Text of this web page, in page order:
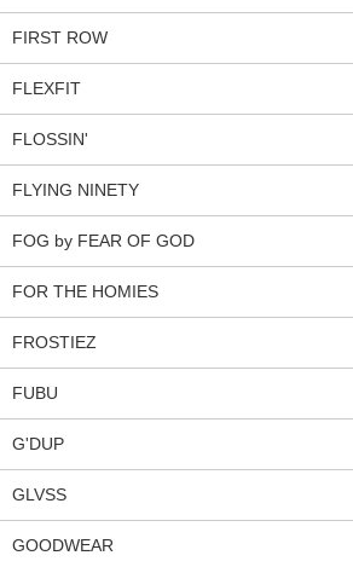
FIRST ROW
FLEXFIT
FLOSSIN'
FLYING NINETY
FOG by FEAR OF GOD
FOR THE HOMIES
FROSTIEZ
FUBU
G'DUP
GLVSS
GOODWEAR